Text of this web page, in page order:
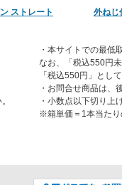
ストレート 外ねじ
・本サイトでの最低
なお、「税込550円
「税込550円」とし
・お問合せ商品は、
・小数点以下切り上
※箱単価＝1本当たり